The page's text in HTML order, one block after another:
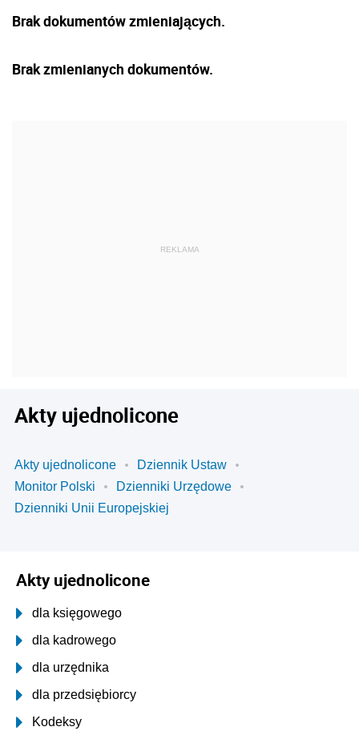
Brak dokumentów zmieniających.
Brak zmienianych dokumentów.
Akty ujednolicone
Akty ujednolicone
Dziennik Ustaw
Monitor Polski
Dzienniki Urzędowe
Dzienniki Unii Europejskiej
Akty ujednolicone
dla księgowego
dla kadrowego
dla urzędnika
dla przedsiębiorcy
Kodeksy